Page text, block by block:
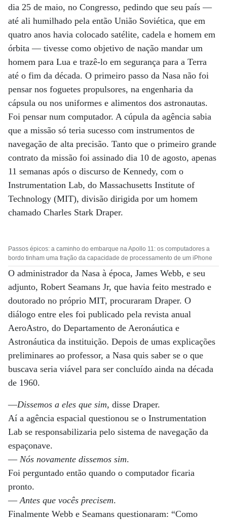
dia 25 de maio, no Congresso, pedindo que seu país —
até ali humilhado pela então União Soviética, que em
quatro anos havia colocado satélite, cadela e homem em
órbita — tivesse como objetivo de nação mandar um
homem para Lua e trazê-lo em segurança para a Terra
até o fim da década. O primeiro passo da Nasa não foi
pensar nos foguetes propulsores, na engenharia da
cápsula ou nos uniformes e alimentos dos astronautas.
Foi pensar num computador. A cúpula da agência sabia
que a missão só teria sucesso com instrumentos de
navegação de alta precisão. Tanto que o primeiro grande
contrato da missão foi assinado dia 10 de agosto, apenas
11 semanas após o discurso de Kennedy, com o
Instrumentation Lab, do Massachusetts Institute of
Technology (MIT), divisão dirigida por um homem
chamado Charles Stark Draper.
Passos épicos: a caminho do embarque na Apollo 11: os computadores a
bordo tinham uma fração da capacidade de processamento de um iPhone
O administrador da Nasa à época, James Webb, e seu
adjunto, Robert Seamans Jr, que havia feito mestrado e
doutorado no próprio MIT, procuraram Draper. O
diálogo entre eles foi publicado pela revista anual
AeroAstro, do Departamento de Aeronáutica e
Astronáutica da instituição. Depois de umas explicações
preliminares ao professor, a Nasa quis saber se o que
buscava seria viável para ser concluído ainda na década
de 1960.
—Dissemos a eles que sim, disse Draper.
Aí a agência espacial questionou se o Instrumentation
Lab se responsabilizaria pelo sistema de navegação da
espaçonave.
— Nós novamente dissemos sim.
Foi perguntado então quando o computador ficaria
pronto.
—Antes que vocês precisem.
Finalmente Webb e Seamans questionaram: “Como